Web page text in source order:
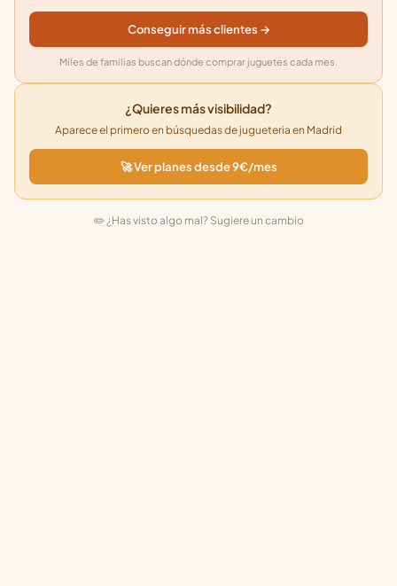
Conseguir más clientes →
Miles de familias buscan dónde comprar juguetes cada mes.
¿Quieres más visibilidad?
Aparece el primero en búsquedas de jugueteria en Madrid
🚀 Ver planes desde 9€/mes
✏️ ¿Has visto algo mal? Sugiere un cambio